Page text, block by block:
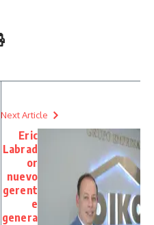
Next Article
Eric
Labrad
or
nuevo
gerent
e
genera